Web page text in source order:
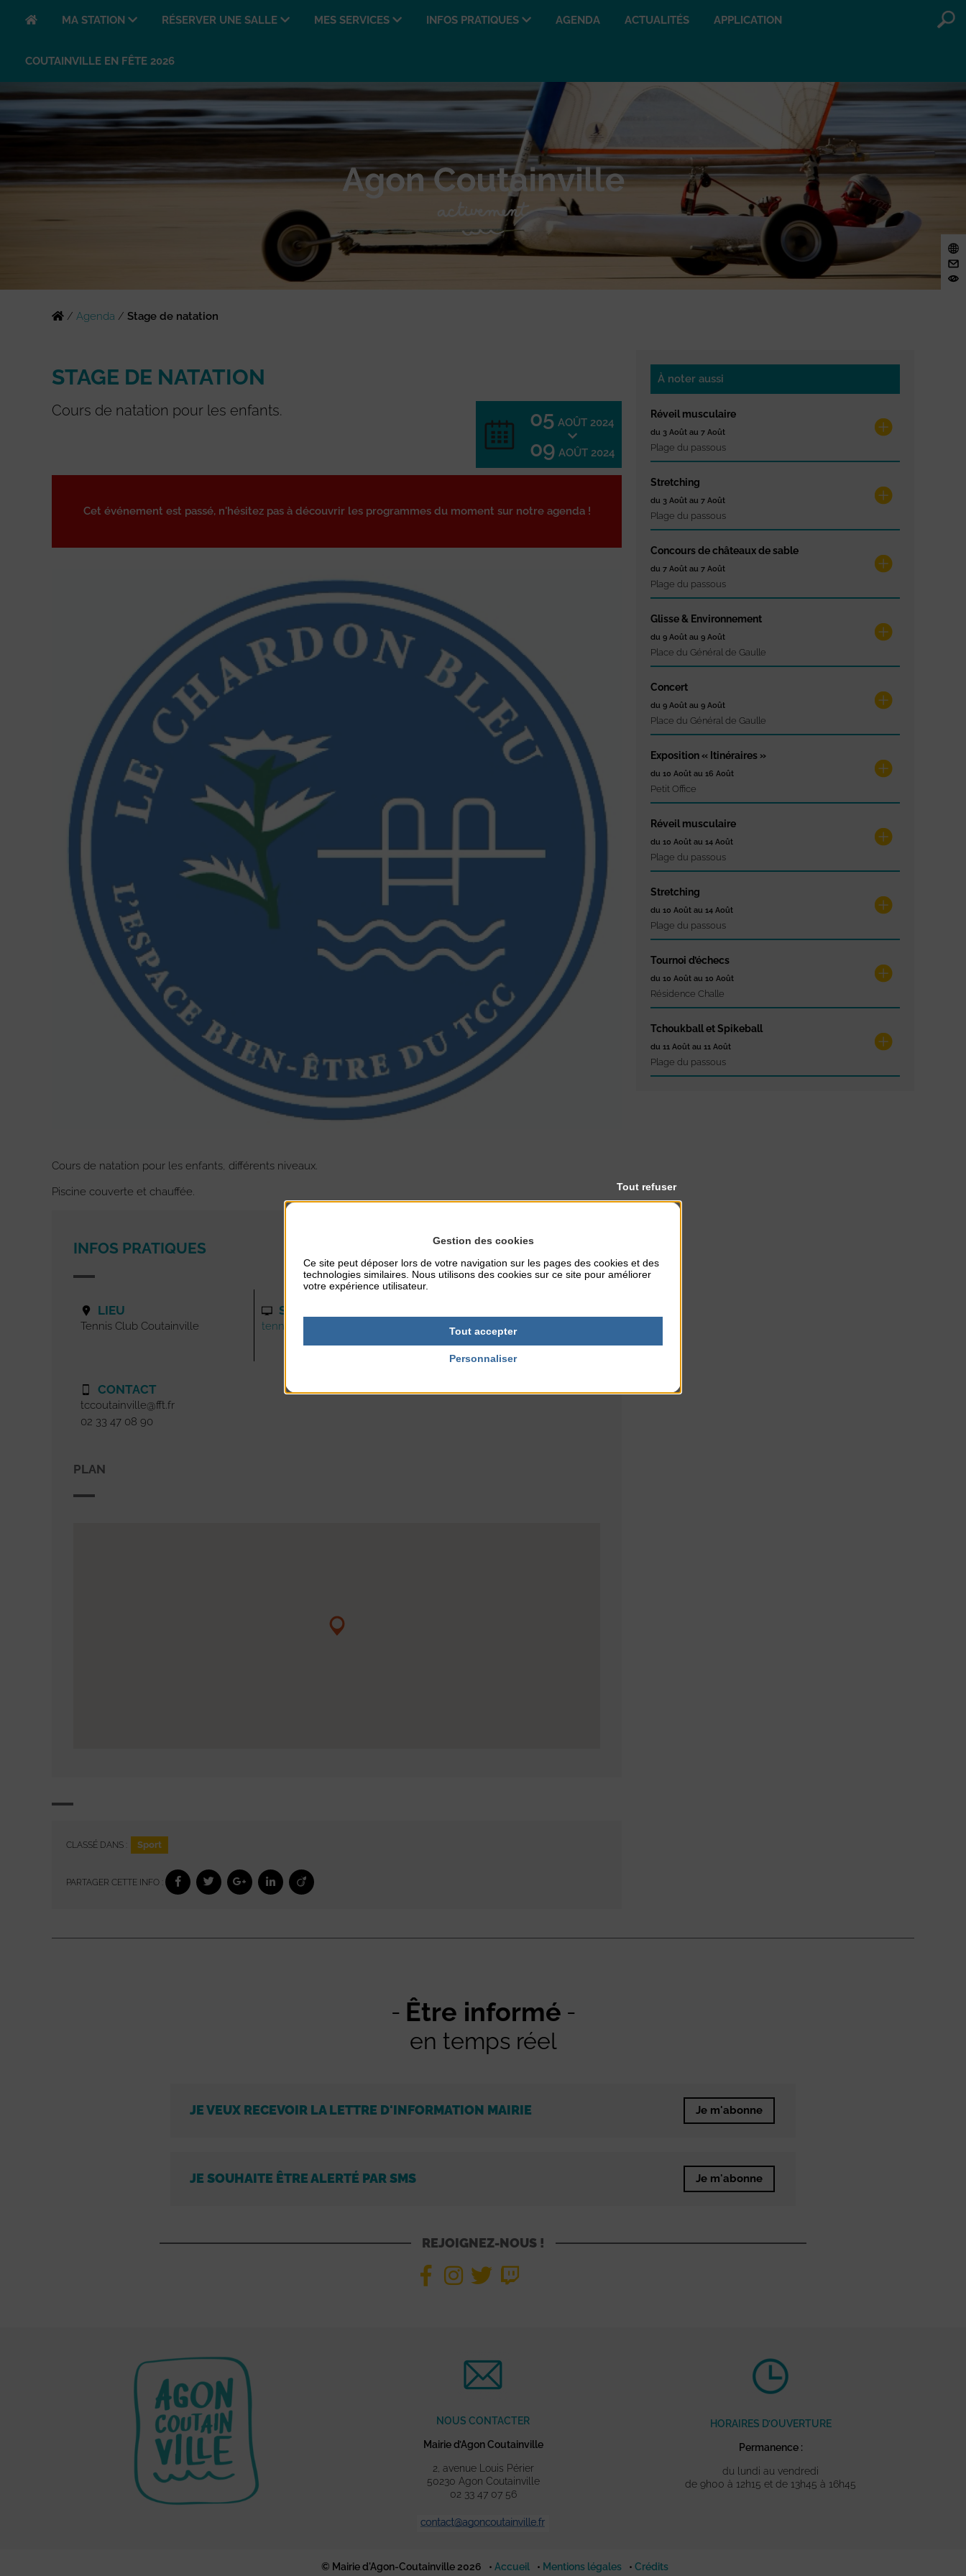
MA STATION RÉSERVER UNE SALLE MES SERVICES INFOS PRATIQUES AGENDA ACTUALITÉS APPLICATION
COUTAINVILLE EN FÊTE 2026
/ Agenda / Stage de natation
STAGE DE NATATION
Cours de natation pour les enfants. 05 AOÛT 2024
09 AOÛT 2024
Cet événement est passé, n'hésitez pas à découvrir les programmes du moment sur notre agenda !
Cours de natation pour les enfants, différents niveaux.
Piscine couverte et chauffée.
INFOS PRATIQUES
LIEU
Tennis Club Coutainville
CONTACT
tccoutainville@fft.fr
02 33 47 08 90
SITE INTERNET
tenniscoutainville.fr enfants
PLAN
CLASSÉ DANS : Sport
PARTAGER CETTE INFO :
À noter aussi
Réveil musculaire
du 3 Août au 7 Août
Plage du passous
Stretching
du 3 Août au 7 Août
Plage du passous
Concours de châteaux de sable
du 7 Août au 7 Août
Plage du passous
Glisse & Environnement
du 9 Août au 9 Août
Place du Général de Gaulle
Concert
du 9 Août au 9 Août
Place du Général de Gaulle
Exposition « Itinéraires »
du 10 Août au 16 Août
Petit Office
Réveil musculaire
du 10 Août au 14 Août
Plage du passous
Stretching
du 10 Août au 14 Août
Plage du passous
Tournoi d’échecs
du 10 Août au 10 Août
Résidence Challe
Tchoukball et Spikeball
du 11 Août au 11 Août
Plage du passous
Être informé
en temps réel
JE VEUX RECEVOIR LA LETTRE D'INFORMATION MAIRIE Je m'abonne
JE SOUHAITE ÊTRE ALERTÉ PAR SMS Je m'abonne
REJOIGNEZ-NOUS !
NOUS CONTACTER
Mairie d’Agon Coutainville
2, avenue Louis Périer
50230 Agon Coutainville
02 33 47 07 56
HORAIRES D’OUVERTURE
Permanence :
du lundi au vendredi
de 9h00 à 12h15 et de 13h45 à 16h45
© Mairie d'Agon-Coutainville 2026 Accueil Mentions légales Crédits
Gestion des cookies
Ce site peut déposer lors de votre navigation sur les pages des cookies et des
technologies similaires. Nous utilisons des cookies sur ce site pour améliorer
votre expérience utilisateur.
Tout accepter
Tout refuser
Personnaliser